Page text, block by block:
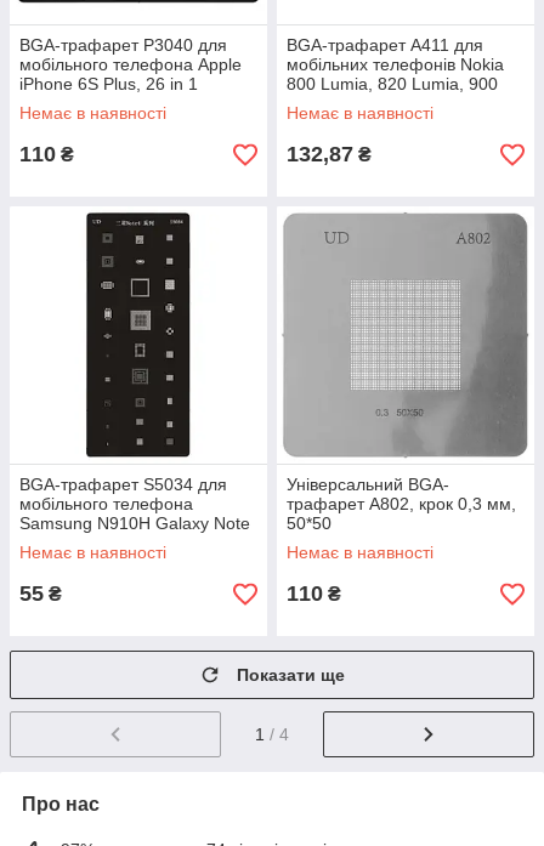
BGA-трафарет P3040 для
мобільного телефона Apple
iPhone 6S Plus, 26 in 1
Немає в наявності
110 ₴
BGA-трафарет A411 для
мобільних телефонів Nokia
800 Lumia, 820 Lumia, 900
Lumia, 920 Lumia, N8-00, N9,
23 in 1
Немає в наявності
132,87 ₴
BGA-трафарет S5034 для
мобільного телефона
Samsung N910H Galaxy Note
4, 23 in 1
Немає в наявності
55 ₴
Універсальний BGA-
трафарет A802, крок 0,3 мм,
50*50
Немає в наявності
110 ₴
Показати ще
1 / 4
Про нас